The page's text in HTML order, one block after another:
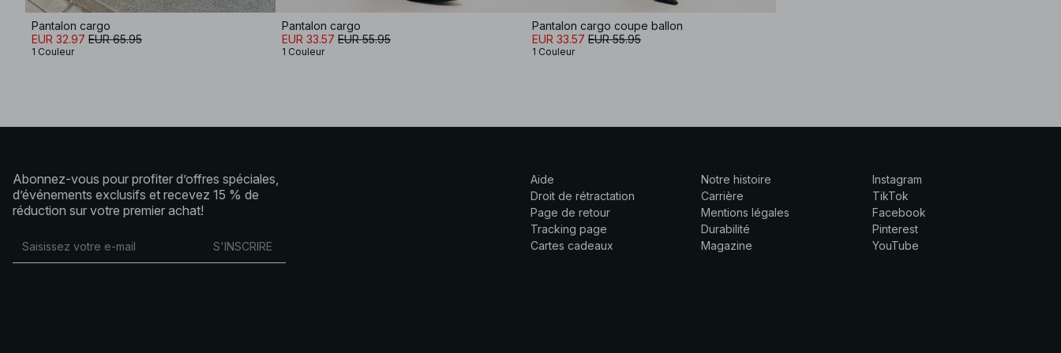
Pantalon cargo
EUR 32.97 EUR 65.95
1 Couleur
Pantalon cargo
EUR 33.57 EUR 55.95
1 Couleur
Pantalon cargo coupe ballon
EUR 33.57 EUR 55.95
1 Couleur
Abonnez-vous pour profiter d’offres spéciales,
d’événements exclusifs et recevez 15 % de
réduction sur votre premier achat!
S'INSCRIRE
Aide
Droit de rétractation
Page de retour
Tracking page
Cartes cadeaux
Notre histoire
Carrière
Mentions légales
Durabilité
Magazine
Instagram
TikTok
Facebook
Pinterest
YouTube